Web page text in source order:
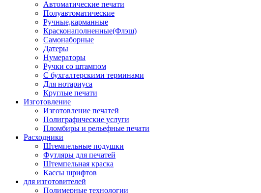
Автоматические печати
Полуавтоматические
Ручные,карманные
Красконаполненные(Флэш)
Самонаборные
Датеры
Нумераторы
Ручки со штампом
С бухгалтерскими терминами
Для нотариуса
Круглые печати
Изготовление
Изготовление печатей
Полиграфические услуги
Пломбиры и рельефные печати
Расходники
Штемпельные подушки
Футляры для печатей
Штемпельная краска
Кассы шрифтов
для изготовителей
Полимерные технологии